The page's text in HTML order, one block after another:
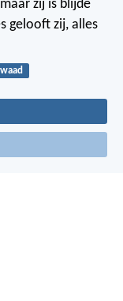
zij is blijde
gelooft zij, alles